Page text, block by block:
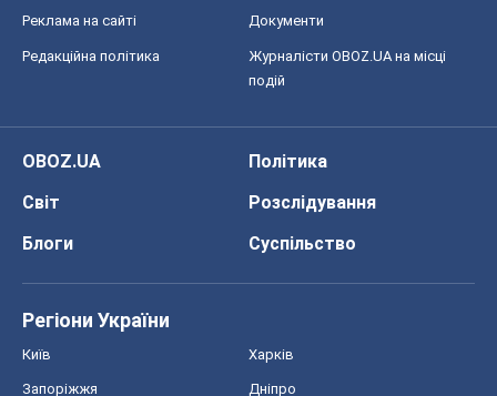
Реклама на сайті Документи
Редакційна політика
Журналісти OBOZ.UA на місці
подій
OBOZ.UA
Політика
Світ
Розслідування
Блоги
Суспільство
Регіони України
Київ Харків
Запоріжжя Дніпро